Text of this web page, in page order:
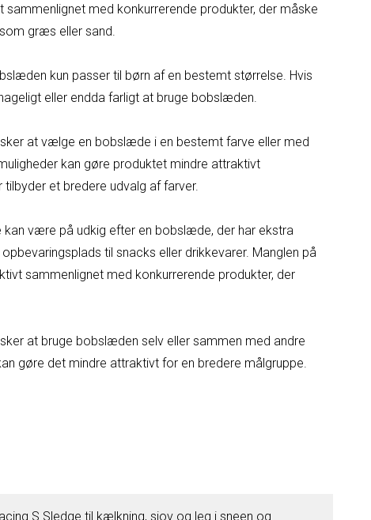
med konkurrerende produkter, der måske
græs eller sand.
kun passer til børn af en bestemt størrelse. Hvis
eller endda farligt at bruge bobslæden.
at vælge en bobslæde i en bestemt farve eller med
kan gøre produktet mindre attraktivt
et bredere udvalg af farver.
være på udkig efter en bobslæde, der har ekstra
til snacks eller drikkevarer. Manglen på
sammenlignet med konkurrerende produkter, der
at bruge bobslæden selv eller sammen med andre
gøre det mindre attraktivt for en bredere målgruppe.
S Sledge til kælkning, sjov og leg i sneen og